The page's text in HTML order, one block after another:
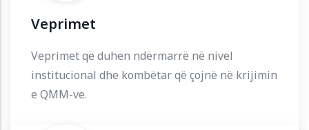
Veprimet
Veprimet që duhen ndërmarrë në nivel
institucional dhe kombëtar që çojnë në krijimin
e QMM-ve.